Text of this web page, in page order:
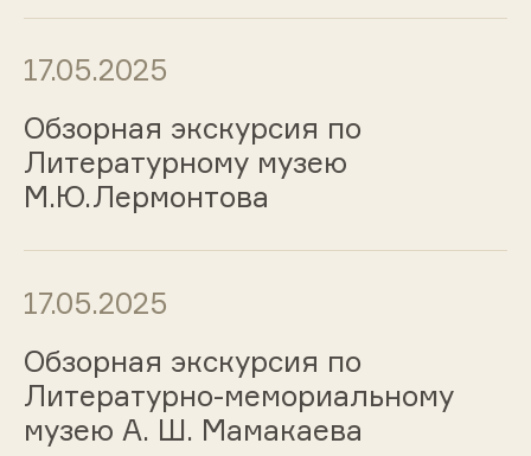
17.05.2025
Обзорная экскурсия по
Литературному музею
М.Ю.Лермонтова
17.05.2025
Обзорная экскурсия по
Литературно-мемориальному
музею А. Ш. Мамакаева